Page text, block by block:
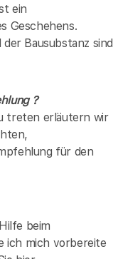
ein
Geschehens.
Bausubstanz sind
?
treten erläutern wir
für den
beim
ich mich vorbereite